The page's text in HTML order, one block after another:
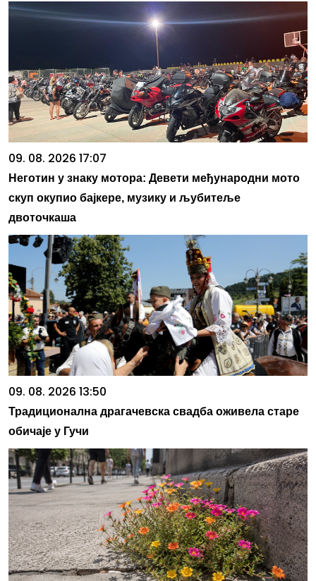
09. 08. 2026 17:07
Неготин у знаку мотора: Девети међународни мото
скуп окупио бајкере, музику и љубитеље
двоточкаша
09. 08. 2026 13:50
Традиционална драгачевска свадба оживела старе
обичаје у Гучи